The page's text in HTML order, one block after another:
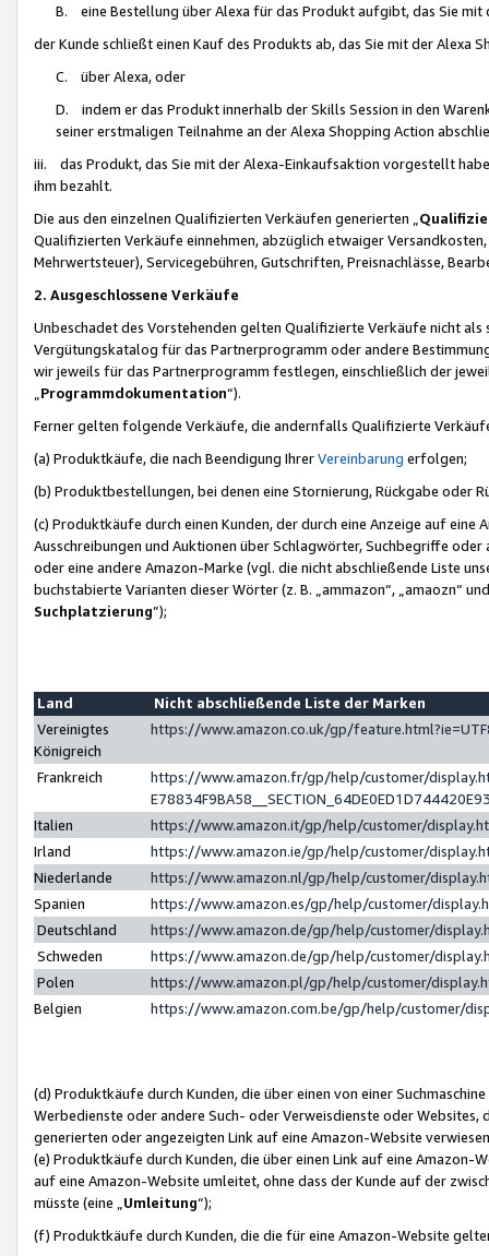
B. eine Bestellung über Alexa für das Produkt aufgibt, das Sie mit
der Kunde schließt einen Kauf des Produkts ab, das Sie mit der Alexa
C. über Alexa, oder
D. indem er das Produkt innerhalb der Skills Session in den
seiner erstmaligen Teilnahme an der Alexa Shopping Action
iii. das Produkt, das Sie mit der Alexa-Einkaufsaktion vorgestellt
ihm bezahlt.
Die aus den einzelnen Qualifizierten Verkäufen generierten „
Qualifizierten Verkäufe einnehmen, abzüglich etwaiger
Mehrwertsteuer), Servicegebühren, Gutschriften, Preisnachlässe,
2. Ausgeschlossene Verkäufe
Unbeschadet des Vorstehenden gelten Qualifizierte Verkäufe nicht
Vergütungskatalog für das Partnerprogramm oder andere
wir jeweils für das Partnerprogramm festlegen, einschließlich der
Programmdokumentation“).
Ferner gelten folgende Verkäufe, die andernfalls Qualifizierte
(a) Produktkäufe, die nach Beendigung IhrerVereinbarung erfolgen;
(b) Produktbestellungen, bei denen eine Stornierung, Rückgabe oder
(c) Produktkäufe durch einen Kunden, der durch eine Anzeige auf
Ausschreibungen und Auktionen über Schlagwörter, Suchbegriffe
oder eine andere Amazon-Marke (vgl. die nicht abschließende Liste
buchstabierte Varianten dieser Wörter (z. B. „ammazon“, „amaozn“
Suchplatzierung”);
Land
Nicht abschließende Liste der Marken
Vereinigtes
Königreich
https://www.amazon.co.uk/gp/
Frankreich
https://www.amazon.fr/gp/help/customer/
Italien
https://www.amazon.it/gp/help/customer/
Irland
https://www.amazon.ie/gp/help/customer/
Niederlande
https://www.amazon.nl/gp/help/customer/
Spanien
https://www.amazon.es/gp/help/customer/
Deutschland
https://www.amazon.de/gp/help/customer/
Schweden
https://www.amazon.de/gp/help/customer/
Polen
https://www.amazon.pl/gp/help/customer/
Belgien
https://www.amazon.com.be/gp/help/customer/
(d) Produktkäufe durch Kunden, die über einen von einer
Werbedienste oder andere Such- oder Verweisdienste oder Websites,
generierten oder angezeigten Link auf eine Amazon-Website
(e) Produktkäufe durch Kunden, die über einen Link auf eine
auf eine Amazon-Website umleitet, ohne dass der Kunde auf der
müsste (eine „ Umleitung“);
(f) Produktkäufe durch Kunden, die die für eine Amazon-Website